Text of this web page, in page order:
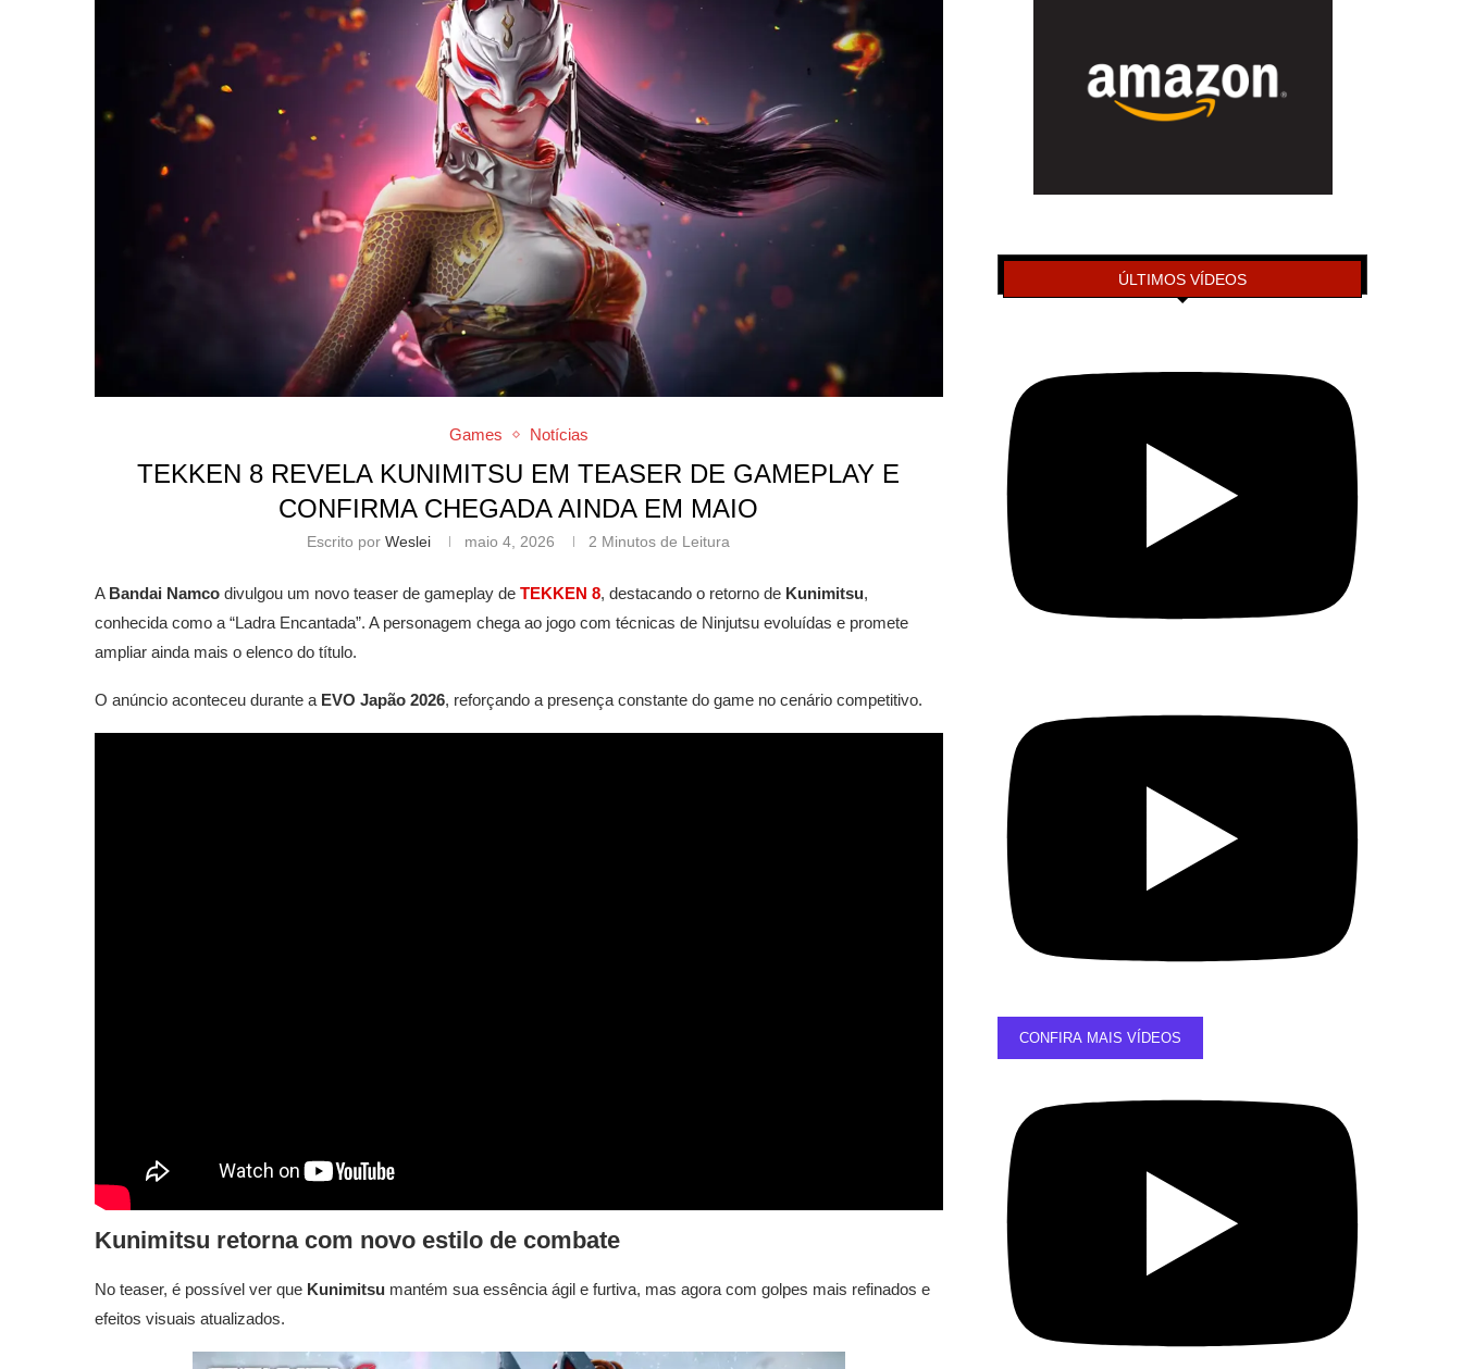
Games Notícias
TEKKEN 8 REVELA KUNIMITSU EM TEASER DE GAMEPLAY E
CONFIRMA CHEGADA AINDA EM MAIO
Escrito porWeslei maio 4, 2026 2 Minutos de Leitura
A Bandai Namco divulgou um novo teaser de gameplay de TEKKEN 8, destacando o retorno de Kunimitsu,
conhecida como a “Ladra Encantada”. A personagem chega ao jogo com técnicas de Ninjutsu evoluídas e promete
ampliar ainda mais o elenco do título.
O anúncio aconteceu durante a EVO Japão 2026, reforçando a presença constante do game no cenário competitivo.
Kunimitsu retorna com novo estilo de combate
No teaser, é possível ver que Kunimitsu mantém sua essência ágil e furtiva, mas agora com golpes mais refinados e
efeitos visuais atualizados.
ÚLTIMOS VÍDEOS
CONFIRA MAIS VÍDEOS